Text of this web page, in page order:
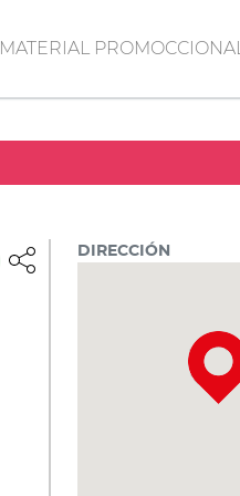
MATERIAL PROMOCCIONAL
DIRECCIÓN